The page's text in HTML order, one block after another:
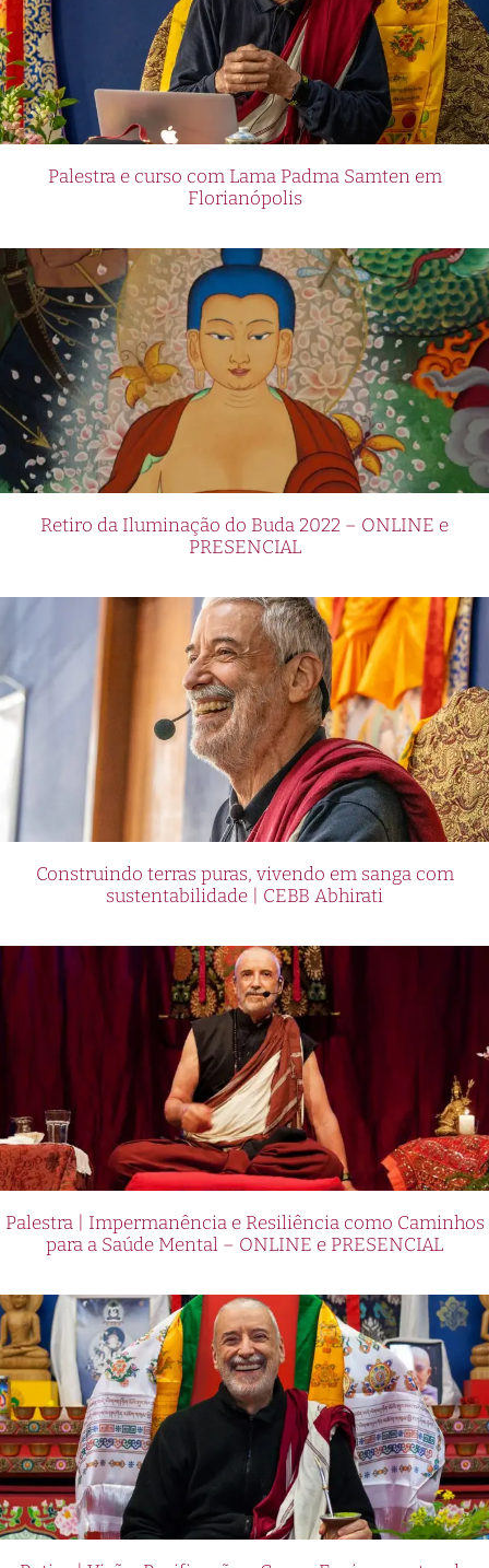
Palestra e curso com Lama Padma Samten em
Florianópolis
Retiro da Iluminação do Buda 2022 – ONLINE e
PRESENCIAL
Construindo terras puras, vivendo em sanga com
sustentabilidade | CEBB Abhirati
Palestra | Impermanência e Resiliência como Caminhos
para a Saúde Mental – ONLINE e PRESENCIAL